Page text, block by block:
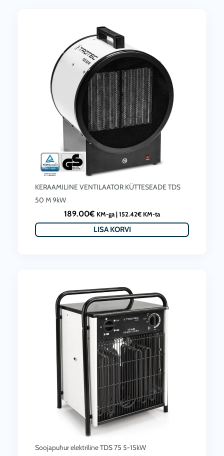
KERAAMILINE VENTILAATOR KÜTTESEADE TDS
50 M 9kW
189.00€ KM-ga |152.42€KM-ta
LISA KORVI
Soojapuhur elektriline TDS 75 5-15kW
279.00€ KM-ga |225.00€KM-ta